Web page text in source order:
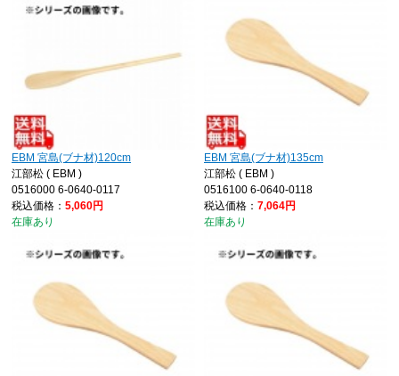
EBM 宮島(ブナ材)120cm
江部松 ( EBM )
0516000 6-0640-0117
税込価格： 5,060円
在庫あり
EBM 宮島(ブナ材)135cm
江部松 ( EBM )
0516100 6-0640-0118
税込価格： 7,064円
在庫あり